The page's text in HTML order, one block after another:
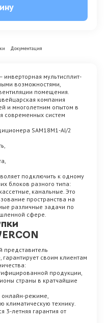
Документация
инверторная мультисплит-
возможностями,
помещения.
компания
и многолетним опытом в
современных систем
SAM18M1-AI/2
подключить к одному
блоков разного типа:
канальные. Это
пространства на
различные задачи по
сфере.
представитель
своим клиентам
продукции,
страны в кратчайшие
режиме,
климатическую технику.
3-летняя гарантия от